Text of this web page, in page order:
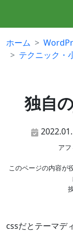
ホーム
テクニック・
独自
ア
このページの内容が
cssだとテーマデ